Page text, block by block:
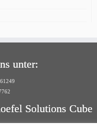
unter:
Solutions Cube